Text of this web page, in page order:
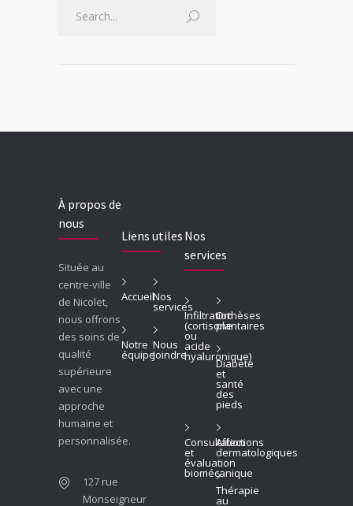
À propos de
nous
Située au
centre-ville
de Nicolet,
nous offrons
des soins de
qualité
supérieure
avec une
approche
humaine et
personnalisée.
127 rue
Monseigneur
Liens utiles
AccueilNos
services
Notre
équipe
Nous
Joindre
Nos
services
Infiltration
(cortisone
ou
acide
hyaluronique)
Orthèses
plantaires
Diabète
et
santé
des
pieds
Consultation
et
évaluation
biomécanique
Affections
dermatologiques
Thérapie
au